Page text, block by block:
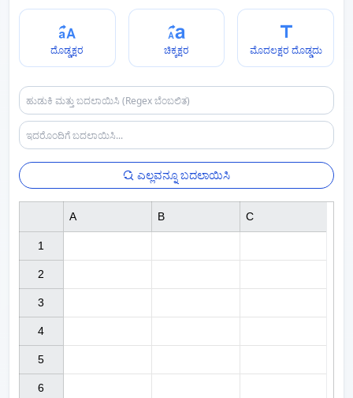
ದೊಡ್ಡಕ್ಷರ ಚಿಕ್ಕಕ್ಷರ ಮೊದಲಕ್ಷರ ದೊಡ್ಡದು
ಎಲ್ಲವನ್ನೂ ಬದಲಾಯಿಸಿ
1
2
3
4
5
6
A B C